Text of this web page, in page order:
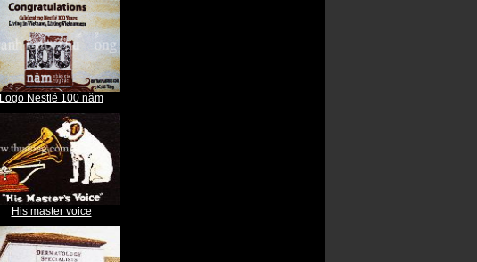
Logo Nestlé 100 năm
His master voice